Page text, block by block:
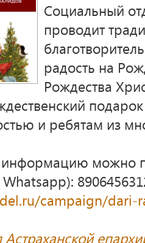
Социальный
проводит
радость на
Рождества
и ребятам из
можно
campaign/dari-